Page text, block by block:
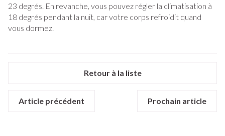
23 degrés. En revanche, vous pouvez régler la climatisation à
18 degrés pendant la nuit, car votre corps refroidit quand
vous dormez.
Retour à la liste
Article précédent Prochain article